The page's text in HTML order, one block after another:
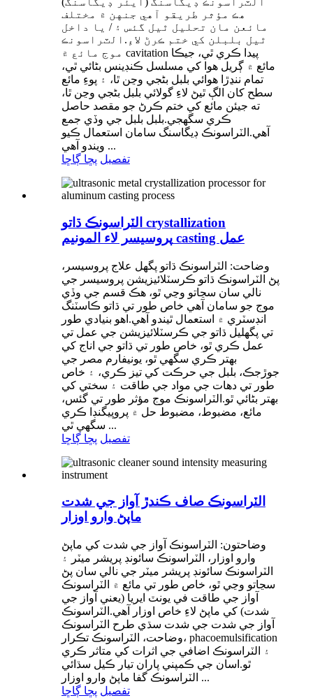
هڪ مؤثر طريقو آهي جنهن ۾ مختلف
مائعن مان تحلیل ٿيل گئس ۽ / يا داخل
ٿيل بلبلن کي ختم ڪرڻ لاءِ.الٽراسونڪ
موج مائع ۾ cavitation پيدا ڪري ٿي، جيڪا
مائع ۾ ڳريل هوا کي مسلسل ڪنڊينس بڻائي ٿي،
تمام ننڍڙا هوائي بلبل بڻجي وڃن ٿا، ۽ پوءِ مائع
سطح کان الڳ ٿيڻ لاءِ گولائي بلبل بڻجي وڃن ٿا،
ته جيئن مائع کي ختم ڪرڻ جو مقصد حاصل
ڪري سگهجي.بلبل بلبل جي وڏي جمع
آهي.الٽراسونڪ ڊيگاسنگ سامان استعمال ڪيو
ويندو آهي ...
تفصيل پڇا ڳاڇا
الٽراسونڪ ڌاتو crystallization
پروسيسر لاء المونيم casting عمل
وضاحت: الٽراسونڪ ڌاتو پگھل علاج پروسيسر،
پڻ الٽراسونڪ ڌاتو ڪرسٽلائيزيشن پروسيسر جي
نالي سان سڃاتو وڃي ٿو، هڪ قسم جي وڏي
موج جو سامان آهي خاص طور تي ڌاتو ڪاسٽنگ
انڊسٽري ۾ استعمال ٿيندو آهي.اهو بنيادي طور
تي پگھليل ڌاتو جي ڪرسٽلائيزيشن جي عمل تي
عمل ڪري ٿو، خاص طور تي ڌاتو جي اناج کي
بهتر ڪري سگهي ٿو، يونيفارم مصر جي
جوڙجڪ، بلبل جي حرڪت کي تيز ڪري، ۽ خاص
طور تي دھات جي مواد جي طاقت ۽ سختي کي
بهتر بڻائي ٿو.الٽراسونڪ موج مؤثر طور تي گئس،
مائع، مضبوط، مضبوط حل ۾ پروپيگنڊا ڪري
سگهي ٿي ...
تفصيل پڇا ڳاڇا
الٽراسونڪ صاف ڪندڙ آواز جي شدت
ماپڻ وارو اوزار
وضاحتون: الٽراسونڪ آواز جي شدت کي ماپڻ
وارو اوزار، الٽراسونڪ سائونڊ پريشر ميٽر ۽
الٽراسونڪ سائونڊ پريشر ميٽر جي نالي سان پڻ
سڃاتو وڃي ٿو، خاص طور تي مائع ۾ الٽراسونڪ
آواز جي طاقت في يونٽ ايريا (يعني آواز جي
شدت) کي ماپڻ لاءِ خاص اوزار آهي.الٽراسونڪ
آواز جي شدت جي شدت سڌي طرح الٽراسونڪ
وضاحت، الٽراسونڪ تڪرار، phacoemulsification
۽ الٽراسونڪ اضافي جي اثرات کي متاثر ڪري
ٿو.اسان جي ڪمپني پاران تيار ڪيل سڌائي
الٽراسونڪ گفا ماپڻ وارو اوزار ...
تفصيل پڇا ڳاڇا